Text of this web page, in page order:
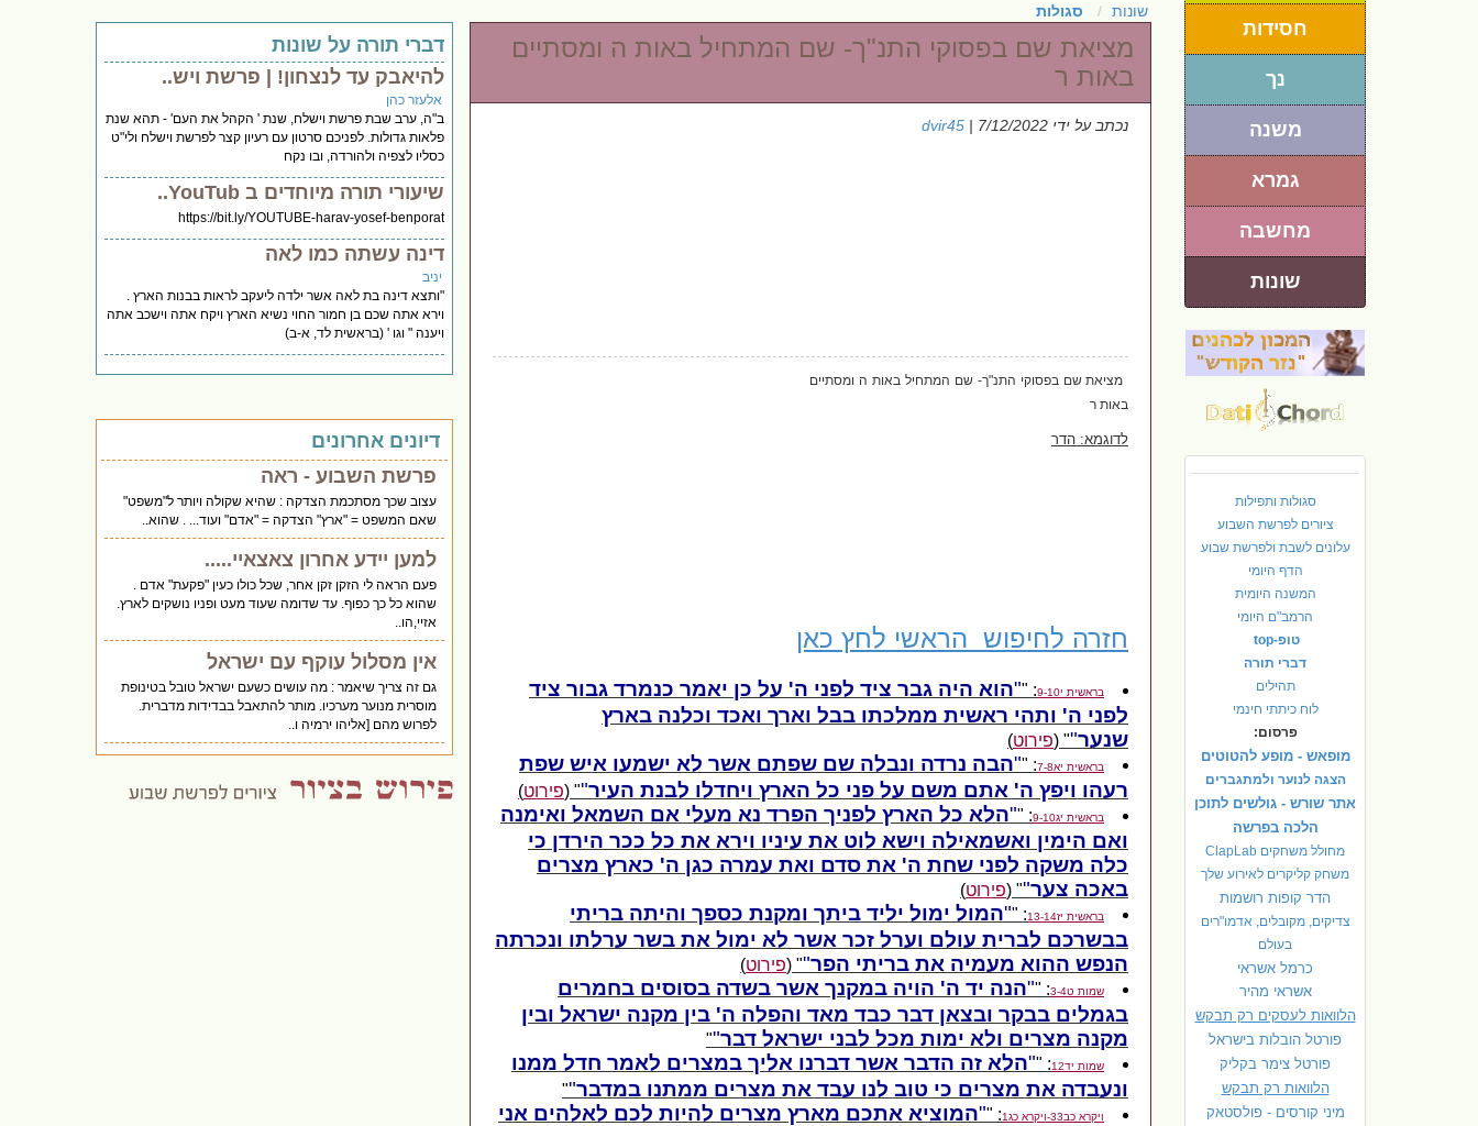
חסידות
נך
משנה
גמרא
מחשבה
שונות
סגולות ותפילות
ציורים לפרשת השבוע
עלונים לשבת ולפרשת שבוע
הדף היומי
המשנה היומית
הרמב"ם היומי
טופ-top
דברי תורה
תהילים
לוח כיתתי חינמי
פרסום:
מופאש - מופע להטוטים
הצגה לנוער ולמתגברים
אתר שורש - גולשים לתוכן
הלכה בפרשה
מחולל משחקים ClapLab
משחק קליקרים לאירוע שלך
הדר קופות רושמות
צדיקים, מקובלים, אדמו"רים
בעולם
כרמל אשראי
אשראי מהיר
הלוואות לעסקים רק תבקש
פורטל הובלות בישראל
פורטל צימר בקליק
הלוואות רק תבקש
מיני קורסים - פולסטאק
שונות סגולות
מציאת שם בפסוקי התנ"ך- שם המתחיל באות ה ומסתיים
באות ר
נכתב על ידי dvir45 | 7/12/2022
מציאת שם בפסוקי התנ"ך- שם המתחיל באות ה ומסתיים
באות ר
לדוגמא: הדר
חזרה לחיפוש  הראשי לחץ כאן
בראשית י9-10 : " הוא היה גבר ציד לפני ה' על כן יאמר כנמרד גבור ציד
לפני ה' ותהי ראשית ממלכתו בבל וארך ואכד וכלנה בארץ
שנער " (פירוט)
בראשית יא7-8 : " הבה נרדה ונבלה שם שפתם אשר לא ישמעו איש שפת
רעהו ויפץ ה' אתם משם על פני כל הארץ ויחדלו לבנת העיר " (פירוט)
בראשית יג9-10 : " הלא כל הארץ לפניך הפרד נא מעלי אם השמאל ואימנה
ואם הימין ואשמאילה וישא לוט את עיניו וירא את כל ככר הירדן כי
כלה משקה לפני שחת ה' את סדם ואת עמרה כגן ה' כארץ מצרים
באכה צער " (פירוט)
בראשית יז13-14 : " המול ימול יליד ביתך ומקנת כספך והיתה בריתי
בבשרכם לברית עולם וערל זכר אשר לא ימול את בשר ערלתו ונכרתה
הנפש ההוא מעמיה את בריתי הפר " (פירוט)
שמות ט3-4 : " הנה יד ה' הויה במקנך אשר בשדה בסוסים בחמרים
בגמלים בבקר ובצאן דבר כבד מאד והפלה ה' בין מקנה ישראל ובין
מקנה מצרים ולא ימות מכל לבני ישראל דבר "
שמות יד12 : " הלא זה הדבר אשר דברנו אליך במצרים לאמר חדל ממנו
ונעבדה את מצרים כי טוב לנו עבד את מצרים ממתנו במדבר "
ויקרא כב33-ויקרא כג1 : " המוציא אתכם מארץ מצרים להיות לכם לאלהים אני
דברי תורה על שונות
להיאבק עד לנצחון! | פרשת ויש..
אלעזר כהן
ב"ה, ערב שבת פרשת וישלח, שנת ' הקהל את העם' - תהא שנת
פלאות גדולות. לפניכם סרטון עם רעיון קצר לפרשת וישלח ולי"ט
כסליו לצפיה ולהורדה, ובו נקח
שיעורי תורה מיוחדים ב YouTub..
https://bit.ly/YOUTUBE-harav-yosef-benporat
דינה עשתה כמו לאה
יניב
"ותצא דינה בת לאה אשר ילדה ליעקב לראות בבנות הארץ .
וירא אתה שכם בן חמור החוי נשיא הארץ ויקח אתה וישכב אתה
ויענה " וגו ' (בראשית לד, א-ב)
דיונים אחרונים
פרשת השבוע - ראה
עצוב שכך מסתכמת הצדקה : שהיא שקולה ויותר ל"משפט"
שאם המשפט = "ארץ" הצדקה = "אדם" ועוד... . שהוא..
למען יידע אחרון צאצאיי.....
פעם הראה לי הזקן זקן אחר, שכל כולו כעין "פקעת" אדם .
שהוא כל כך כפוף. עד שדומה שעוד מעט ופניו נושקים לארץ.
אזיי,הו..
אין מסלול עוקף עם ישראל
גם זה צריך שיאמר : מה עושים כשעם ישראל טובל בטינופת
מוסרית מנוער מערכיו. מותר להתאבל בבדידות מדברית.
לפרוש מהם [אליהו ירמיה ו..